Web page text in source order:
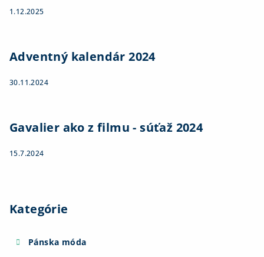
1.12.2025
Adventný kalendár 2024
30.11.2024
Gavalier ako z filmu - súťaž 2024
15.7.2024
Kategórie
Pánska móda